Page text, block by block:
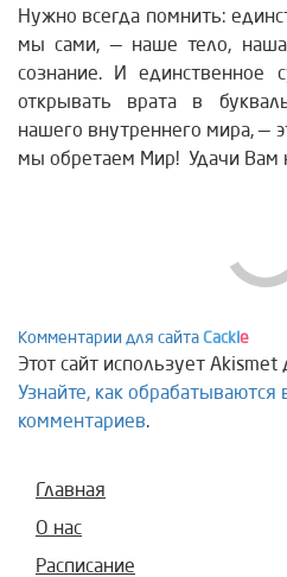
Нужно всегда помнить:
мы сами, — наше тело,
сознание. И единственное
открывать врата в
нашего внутреннего мира, —
мы обретаем Мир! Удачи Вам
Этот сайт использует
Узнайте, как обрабатываются
Главная
О нас
Наши проекты